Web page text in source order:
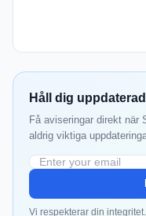
Håll dig
Få aviseringar direkt när
aldrig viktiga
Vi respekterar din